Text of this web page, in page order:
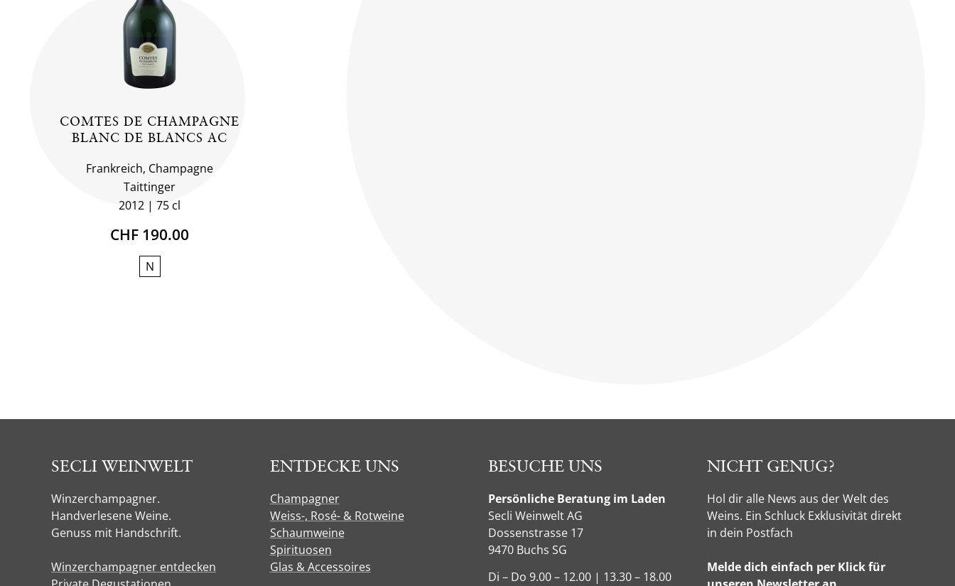
COMTES DE CHAMPAGNE
BLANC DE BLANCS AC
Frankreich, Champagne
Taittinger
2012
75 cl
CHF 190.00
N
SECLI WEINWELT
Winzerchampagner.
Handverlesene Weine.
Genuss mit Handschrift.
Winzerchampagner entdecken
ENTDECKE UNS
Champagner
Weiss-, Rosé- & Rotweine
Schaumweine
Spirituosen
Glas & Accessoires
BESUCHE UNS
Persönliche Beratung im Laden
Secli Weinwelt AG
Dossenstrasse 17
9470 Buchs SG
Di – Do 9.00 – 12.00 | 13.30 – 18.00
NICHT GENUG?
Hol dir alle News aus der Welt des
Weins. Ein Schluck Exklusivität direkt
in dein Postfach
Melde dich einfach per Klick für